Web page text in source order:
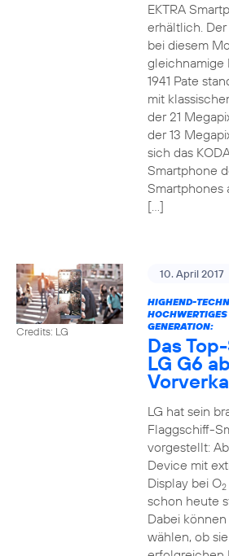
EKTRA
erhältlich.
bei diesem
gleichnamige
1941 Pate
mit
der 21
der 13
sich das
Smartphone
Smartphones
[…]
Credits: LG
10. April 2017
HIGHEND-
GENERATION:
Das
LG G6
LG hat sein
Flaggschiff-
vorgestellt:
Device mit
Display bei O2
schon heute
Dabei
wählen, ob